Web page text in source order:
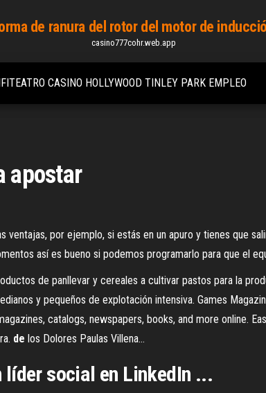
de ranura del rotor del motor de
casino777cohr.web.app
CASINO HOLLYWOOD TINLEY PARK EMPLEO
apostar
ventajas, por ejemplo, si estás en un apuro y tienes que
así es bueno si podemos programarlo para que el
de panllevar y cereales a cultivar pastos para la
y pequeños de explotación intensiva. Games
catalogs, newspapers, books, and more online.
de los Dolores Paulas Villena…
social en LinkedIn ...